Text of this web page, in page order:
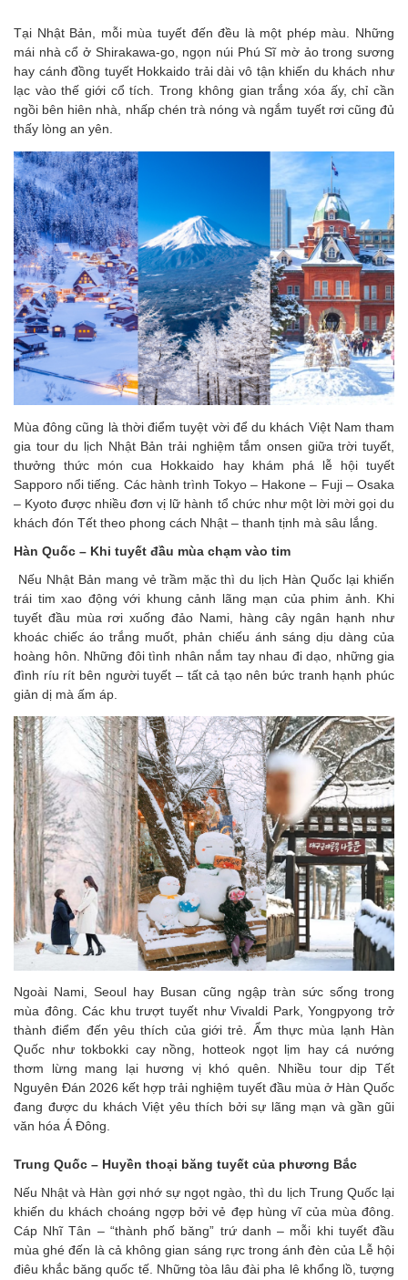
Tại Nhật Bản, mỗi mùa tuyết đến đều là một phép màu. Những
mái nhà cổ ở Shirakawa-go, ngọn núi Phú Sĩ mờ ảo trong sương
hay cánh đồng tuyết Hokkaido trải dài vô tận khiến du khách như
lạc vào thế giới cổ tích. Trong không gian trắng xóa ấy, chỉ cần
ngồi bên hiên nhà, nhấp chén trà nóng và ngắm tuyết rơi cũng đủ
thấy lòng an yên.
Mùa đông cũng là thời điểm tuyệt vời để du khách Việt Nam tham
gia tour du lịch Nhật Bản trải nghiệm tắm onsen giữa trời tuyết,
thưởng thức món cua Hokkaido hay khám phá lễ hội tuyết
Sapporo nổi tiếng. Các hành trình Tokyo – Hakone – Fuji – Osaka
– Kyoto được nhiều đơn vị lữ hành tổ chức như một lời mời gọi du
khách đón Tết theo phong cách Nhật – thanh tịnh mà sâu lắng.
Hàn Quốc – Khi tuyết đầu mùa chạm vào tim
Nếu Nhật Bản mang vẻ trầm mặc thì du lịch Hàn Quốc lại khiến
trái tim xao động với khung cảnh lãng mạn của phim ảnh. Khi
tuyết đầu mùa rơi xuống đảo Nami, hàng cây ngân hạnh như
khoác chiếc áo trắng muốt, phản chiếu ánh sáng dịu dàng của
hoàng hôn. Những đôi tình nhân nắm tay nhau đi dạo, những gia
đình ríu rít bên người tuyết – tất cả tạo nên bức tranh hạnh phúc
giản dị mà ấm áp.
Ngoài Nami, Seoul hay Busan cũng ngập tràn sức sống trong
mùa đông. Các khu trượt tuyết như Vivaldi Park, Yongpyong trở
thành điểm đến yêu thích của giới trẻ. Ẩm thực mùa lạnh Hàn
Quốc như tokbokki cay nồng, hotteok ngọt lịm hay cá nướng
thơm lừng mang lại hương vị khó quên. Nhiều tour dịp Tết
Nguyên Đán 2026 kết hợp trải nghiệm tuyết đầu mùa ở Hàn Quốc
đang được du khách Việt yêu thích bởi sự lãng mạn và gần gũi
văn hóa Á Đông.
Trung Quốc – Huyền thoại băng tuyết của phương Bắc
Nếu Nhật và Hàn gợi nhớ sự ngọt ngào, thì du lịch Trung Quốc lại
khiến du khách choáng ngợp bởi vẻ đẹp hùng vĩ của mùa đông.
Cáp Nhĩ Tân – “thành phố băng” trứ danh – mỗi khi tuyết đầu
mùa ghé đến là cả không gian sáng rực trong ánh đèn của Lễ hội
điêu khắc băng quốc tế. Những tòa lâu đài pha lê khổng lồ, tượng